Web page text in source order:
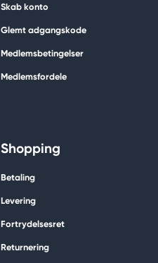
Skab konto
Glemt adgangskode
Medlemsbetingelser
Medlemsfordele
Shopping
Betaling
Levering
Fortrydelsesret
Returnering